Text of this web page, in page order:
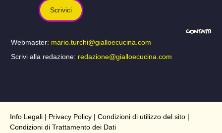
Scrivici
CONTATTI
Webmaster: mario.turchi@gialloecucina.com
Scrivi alla redazione: redazione@gialloecucina.com
Info Legali | Privacy Policy | Condizioni di utilizzo del sito |
Condizioni di Trattamento dei Dati